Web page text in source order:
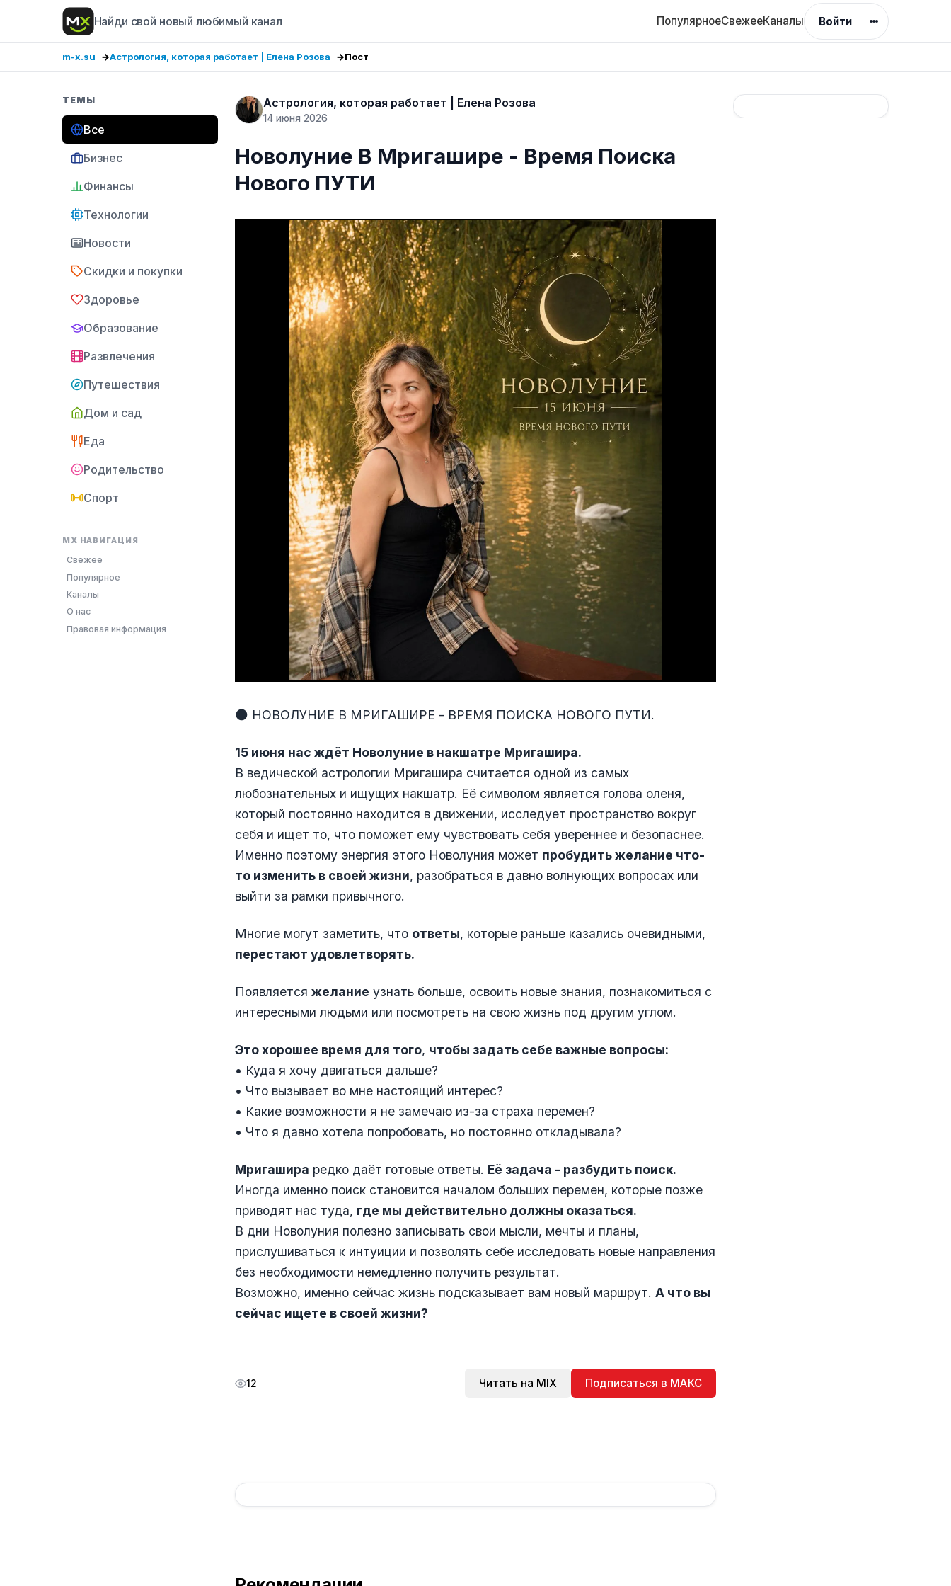
Найди свой новый любимый канал ПопулярноеСвежееКаналы Войти
m-x.su Астрология, которая работает | Елена Розова Пост
ТЕМЫ
Все
Бизнес
Финансы
Технологии
Новости
Скидки и покупки
Здоровье
Образование
Развлечения
Путешествия
Дом и сад
Еда
Родительство
Спорт
MX НАВИГАЦИЯ
Свежее
Популярное
Каналы
О нас
Правовая информация
Астрология, которая работает | Елена Розова
14 июня 2026
Новолуние В Мригашире - Время Поиска
Нового ПУТИ
🌑 НОВОЛУНИЕ В МРИГАШИРЕ - ВРЕМЯ ПОИСКА НОВОГО ПУТИ.
15 июня нас ждёт Новолуние в накшатре Мригашира.
В ведической астрологии Мригашира считается одной из самых
любознательных и ищущих накшатр. Её символом является голова оленя,
который постоянно находится в движении, исследует пространство вокруг
себя и ищет то, что поможет ему чувствовать себя увереннее и безопаснее.
Именно поэтому энергия этого Новолуния может пробудить желание что-
то изменить в своей жизни, разобраться в давно волнующих вопросах или
выйти за рамки привычного.
Многие могут заметить, что ответы, которые раньше казались очевидными,
перестают удовлетворять.
Появляется желание узнать больше, освоить новые знания, познакомиться с
интересными людьми или посмотреть на свою жизнь под другим углом.
Это хорошее время для того, чтобы задать себе важные вопросы:
• Куда я хочу двигаться дальше?
• Что вызывает во мне настоящий интерес?
• Какие возможности я не замечаю из-за страха перемен?
• Что я давно хотела попробовать, но постоянно откладывала?
Мригашира редко даёт готовые ответы. Её задача - разбудить поиск.
Иногда именно поиск становится началом больших перемен, которые позже
приводят нас туда, где мы действительно должны оказаться.
В дни Новолуния полезно записывать свои мысли, мечты и планы,
прислушиваться к интуиции и позволять себе исследовать новые направления
без необходимости немедленно получить результат.
Возможно, именно сейчас жизнь подсказывает вам новый маршрут. А что вы
сейчас ищете в своей жизни?
12 Читать на MIX Подписаться в МАКС